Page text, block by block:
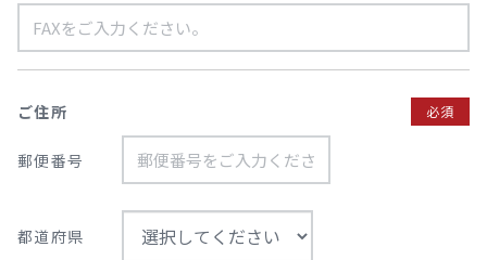
ご住所 必須
郵便番号
都道府県